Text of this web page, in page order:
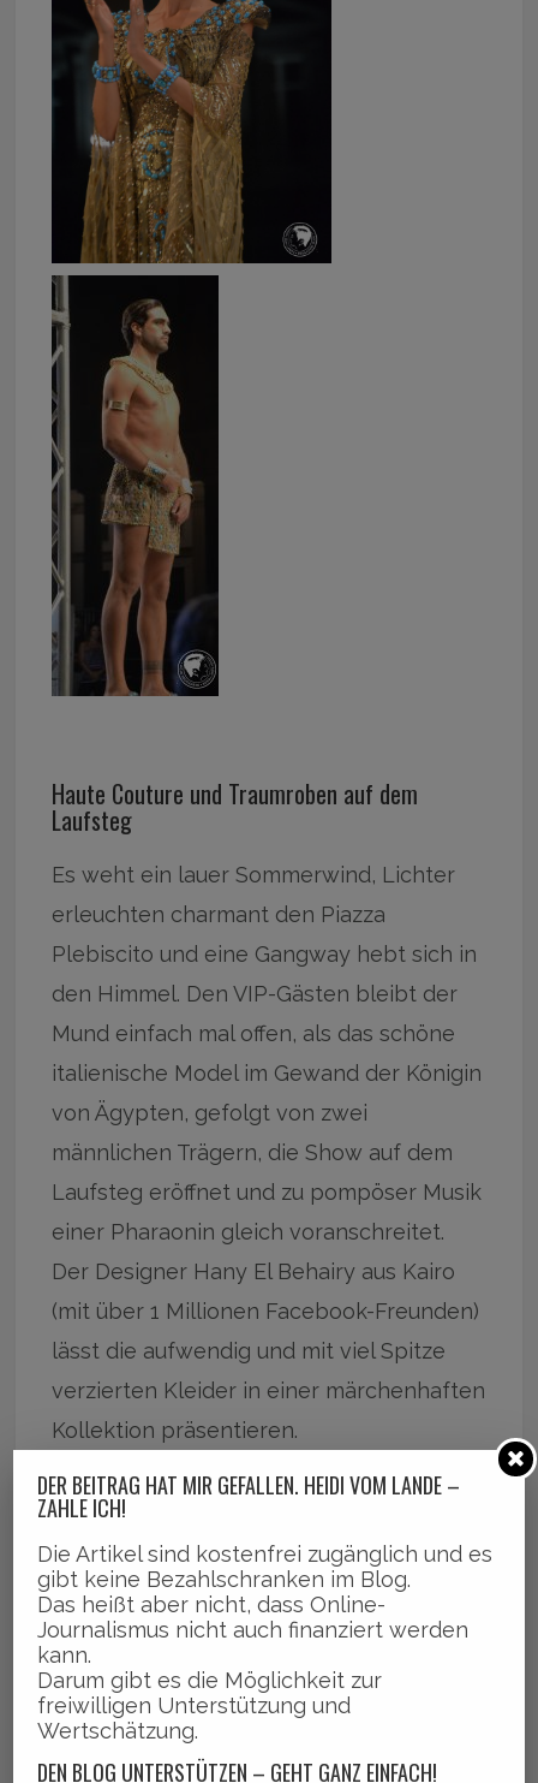
Haute Couture und Traumroben auf dem
Laufsteg
Es weht ein lauer Sommerwind, Lichter
erleuchten charmant den Piazza
Plebiscito und eine Gangway hebt sich in
den Himmel. Den VIP-Gästen bleibt der
Mund einfach mal offen, als das schöne
italienische Model im Gewand der Königin
von Ägypten, gefolgt von zwei
männlichen Trägern, die Show auf dem
Laufsteg eröffnet und zu pompöser Musik
einer Pharaonin gleich voranschreitet.
Der Designer Hany El Behairy aus Kairo
(mit über 1 Millionen Facebook-Freunden)
lässt die aufwendig und mit viel Spitze
verzierten Kleider in einer märchenhaften
Kollektion präsentieren.
DER BEITRAG HAT MIR GEFALLEN. HEIDI VOM LANDE –
ZAHLE ICH!
Die Artikel sind kostenfrei zugänglich und es
gibt keine Bezahlschranken im Blog.
Das heißt aber nicht, dass Online-
Journalismus nicht auch finanziert werden
kann.
Darum gibt es die Möglichkeit zur
freiwilligen Unterstützung und
Wertschätzung.
DEN BLOG UNTERSTÜTZEN – GEHT GANZ EINFACH!